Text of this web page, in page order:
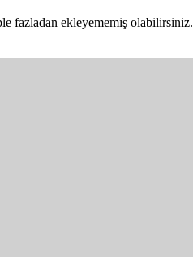
fazladan ekleyememiş olabilirsiniz.